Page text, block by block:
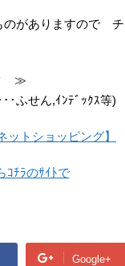
がありますので チ
≫
･ふせん,ｲﾝﾃﾞｯｸｽ等)
トショッピング】
ｺﾁﾗのｻｲﾄで
Google+